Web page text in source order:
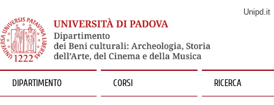
Unipd.it
DIPARTIMENTO CORSI RICERCA